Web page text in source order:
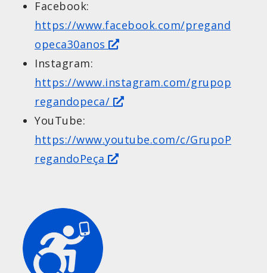
Facebook:
https://www.facebook.com/pregand
opeca30anos
Instagram:
https://www.instagram.com/grupop
regandopeca/
YouTube:
https://www.youtube.com/c/GrupoP
regandoPeça